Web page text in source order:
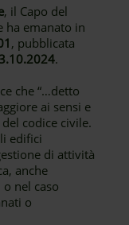
, il Capo del
ha emanato in
, pubblicata
.
che “…detto
ai sensi e
codice civile.
edifici
di attività
anche
nel caso
o